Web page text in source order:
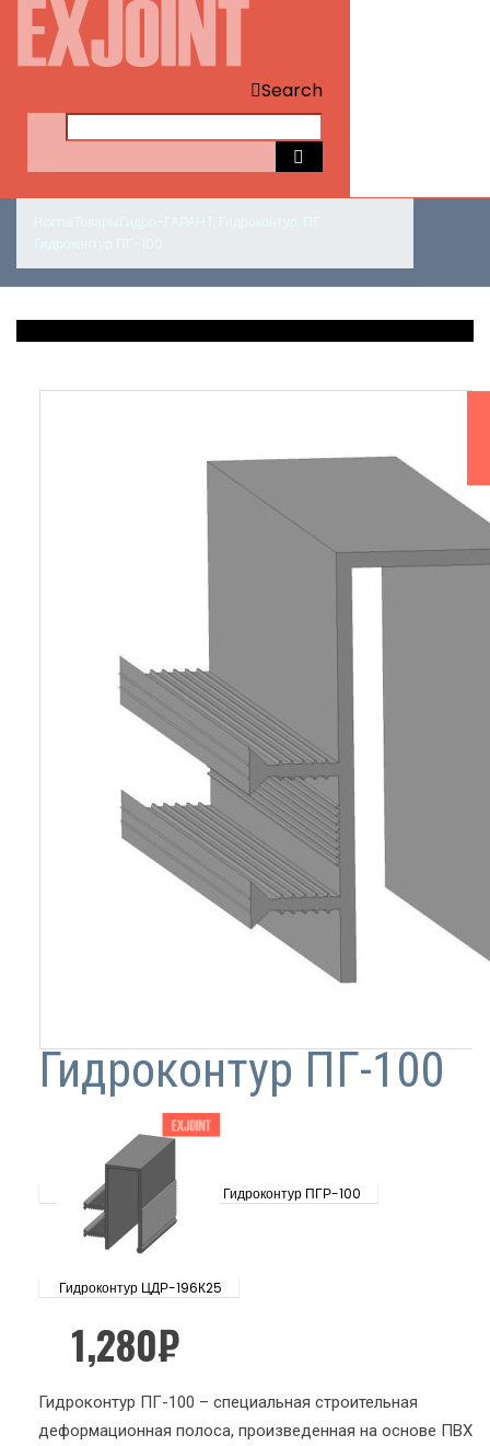
Search
Гидроконтур ПГ-100
Гидроконтур ПГР-100
Гидроконтур ЦДР-196К25
1,280₽
Гидроконтур ПГ-100 – специальная строительная
деформационная полоса, произведенная на основе ПВХ